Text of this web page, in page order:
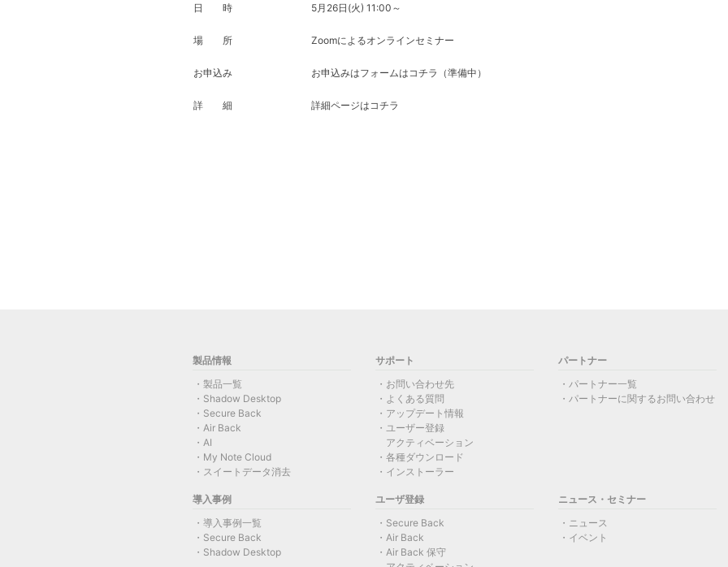
日 時 5月26日(火) 11:00～
場 所 Zoomによるオンラインセミナー
お申込み お申込みはフォームはコチラ（準備中）
詳 細 詳細ページはコチラ
製品情報
製品一覧
Shadow Desktop
Secure Back
Air Back
AI
My Note Cloud
スイートデータ消去
サポート
お問い合わせ先
よくある質問
アップデート情報
ユーザー登録
アクティベーション
各種ダウンロード
インストーラー
パートナー
パートナー一覧
パートナーに関するお問い合わせ
導入事例
導入事例一覧
Secure Back
Shadow Desktop
ユーザ登録
Secure Back
Air Back
Air Back 保守
ニュース・セミナー
ニュース
イベント